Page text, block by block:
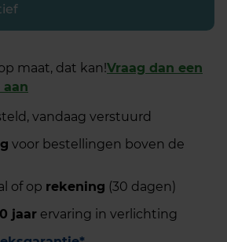
maat, dat kan!Vraag dan een
vandaag verstuurd
voor bestellingen boven de
of op rekening (30 dagen)
jaar ervaring in verlichting